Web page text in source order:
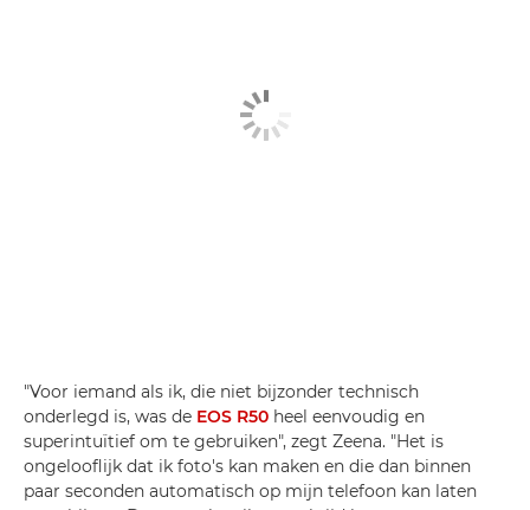
"Voor iemand als ik, die niet bijzonder technisch
onderlegd is, was de EOS R50 heel eenvoudig en
superintuïtief om te gebruiken", zegt Zeena. "Het is
ongelooflijk dat ik foto's kan maken en die dan binnen
paar seconden automatisch op mijn telefoon kan laten